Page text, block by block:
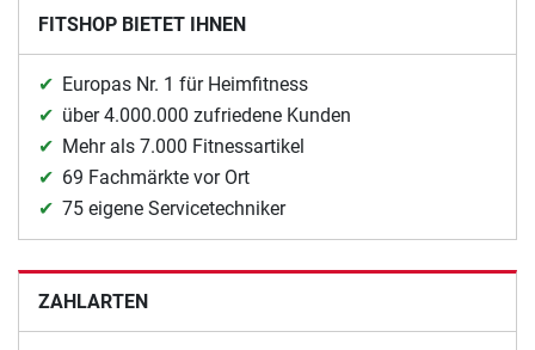
FITSHOP BIETET IHNEN
Europas Nr. 1 für Heimfitness
über 4.000.000 zufriedene Kunden
Mehr als 7.000 Fitnessartikel
69 Fachmärkte vor Ort
75 eigene Servicetechniker
ZAHLARTEN